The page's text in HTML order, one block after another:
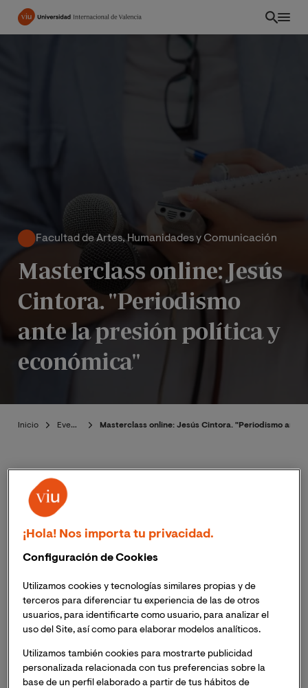
Pasar
Facultad de Artes, Humanidades y Comunicación
Masterclass online: Jesús
Cintora. "Periodismo
ante la presión política y
económica"
Inicio Eventos Masterclass online: Jesús Cintora. "Periodismo
Introducción
El próximo 25 de octubre de 2023, a las 18:00h (hora
España peninsular) ;
11:00h (hora Ecuador),
tendrá
lugar la Masterclass online "Periodismo ante la presión
ponente.Inscripción necesaria. Recibirás el mismo
día del evento un enlace para acceder a la sesión
¡Hola! Nos importa tu privacidad.
Configuración de Cookies
Utilizamos cookies y tecnologías similares propias y de
terceros para diferenciar tu experiencia de las de otros
usuarios, para identificarte como usuario, para analizar el
uso del Site, así como para elaborar modelos analíticos.
Utilizamos también cookies para mostrarte publicidad
personalizada relacionada con tus preferencias sobre la
base de un perfil elaborado a partir de tus hábitos de